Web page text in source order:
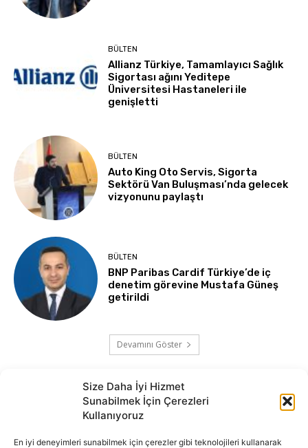
Size Daha İyi Hizmet
Sunabilmek İçin Çerezleri
Kullanıyoruz
En iyi deneyimleri sunabilmek için çerezler gibi teknolojileri kullanarak
BÜLTEN
Allianz Türkiye, Tamamlayıcı Sağlık
Sigortası ağını Yeditepe
Üniversitesi Hastaneleri ile
genişletti
BÜLTEN
Auto King Oto Servis, Sigorta
Sektörü Van Buluşması’nda gelecek
vizyonunu paylaştı
BÜLTEN
BNP Paribas Cardif Türkiye’de iç
denetim görevine Mustafa Güneş
getirildi
Devamını Göster